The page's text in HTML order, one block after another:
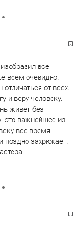
здания не
смогли поймать
махинации. Вся
на это, никто не
звонок кому
при
общество от
в сборище
правит
правила
попытки
приводит
избивают, а
ничего в
люди
отсюда, куда
уехать,
все
всем очевидно.
от всех.
и веру человеку.
живет без
это важнейшее из
все время
поздно захрюкает.